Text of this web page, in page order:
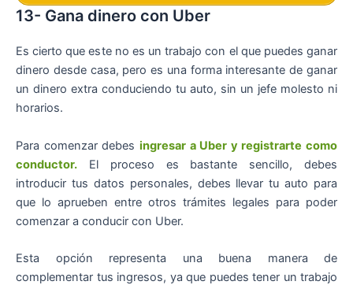
13- Gana dinero con Uber
Es cierto que este no es un trabajo con el que puedes ganar
dinero desde casa, pero es una forma interesante de ganar
un dinero extra conduciendo tu auto, sin un jefe molesto ni
horarios.
Para comenzar debes ingresar a Uber y registrarte como
conductor. El proceso es bastante sencillo, debes
introducir tus datos personales, debes llevar tu auto para
que lo aprueben entre otros trámites legales para poder
comenzar a conducir con Uber.
Esta opción representa una buena manera de
complementar tus ingresos, ya que puedes tener un trabajo